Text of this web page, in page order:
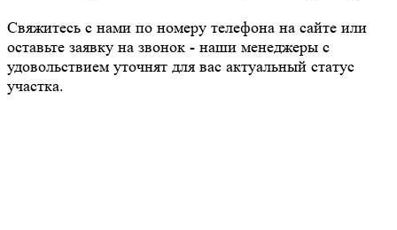
Свяжитесь с нами по номеру телефона на сайте или
оставьте заявку на звонок - наши менеджеры с
удовольствием уточнят для вас актуальный статус
участка.